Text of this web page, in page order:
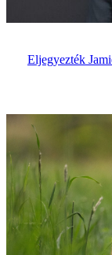
Eljegyezték